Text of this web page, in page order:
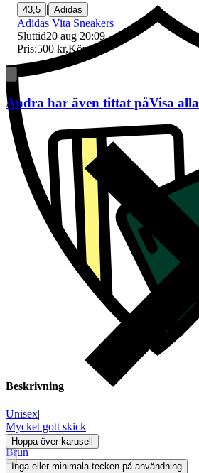
Beskrivning
Unisex|
Mycket gott skick|
Ray-Ban|
Brun
Inga eller minimala tecken på användning
43,5 | Adidas
Adidas Vita Sneakers
Sluttid20 aug 20:09.
Pris:500 kr,Köp nu
Andra har även tittat påVisa alla
Hoppa över karusell